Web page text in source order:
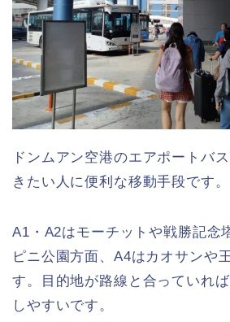
ドンムアン空港のエアポートバ
きたい人に便利な移動手段です。
A1・A2はモーチットや戦勝記念
ピニ公園方面、A4はカオサンや
す。目的地が路線と合っていれ
しやすいです。